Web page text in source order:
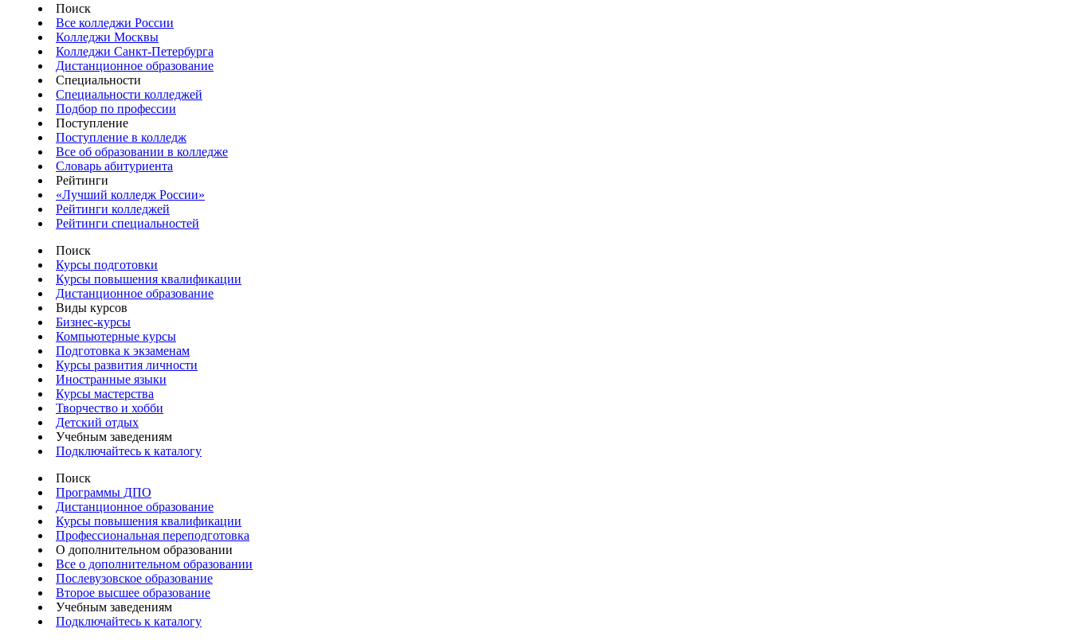
Поиск
Все колледжи России
Колледжи Москвы
Колледжи Санкт-Петербурга
Дистанционное образование
Специальности
Специальности колледжей
Подбор по профессии
Поступление
Поступление в колледж
Все об образовании в колледже
Словарь абитуриента
Рейтинги
«Лучший колледж России»
Рейтинги колледжей
Рейтинги специальностей
Поиск
Курсы подготовки
Курсы повышения квалификации
Дистанционное образование
Виды курсов
Бизнес-курсы
Компьютерные курсы
Подготовка к экзаменам
Курсы развития личности
Иностранные языки
Курсы мастерства
Творчество и хобби
Детский отдых
Учебным заведениям
Подключайтесь к каталогу
Поиск
Программы ДПО
Дистанционное образование
Курсы повышения квалификации
Профессиональная переподготовка
О дополнительном образовании
Все о дополнительном образовании
Послевузовское образование
Второе высшее образование
Учебным заведениям
Подключайтесь к каталогу